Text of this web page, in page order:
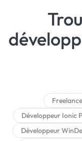
Développeur Ionic
Développeur